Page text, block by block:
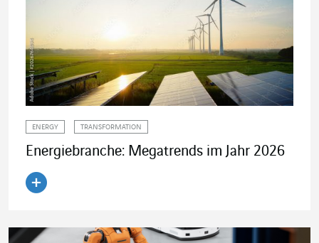
ENERGY TRANSFORMATION
Energiebranche: Megatrends im Jahr 2026